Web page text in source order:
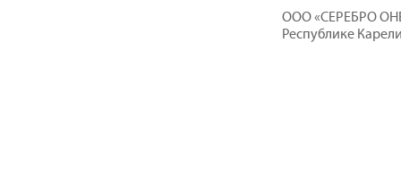
ООО «СЕРЕБРО
Республике